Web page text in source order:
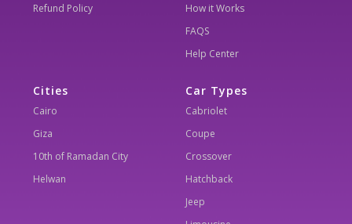
Refund Policy
How it Works
FAQS
Help Center
Cities
Cairo
Giza
10th of Ramadan City
Helwan
Car Types
Cabriolet
Coupe
Crossover
Hatchback
Jeep